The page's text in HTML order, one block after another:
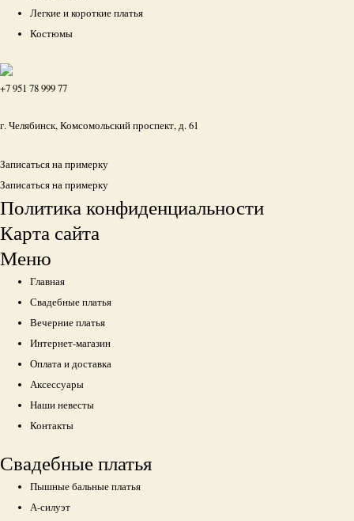
Легкие и короткие платья
Костюмы
+7 951 78 999 77
г. Челябинск, Комсомольский проспект, д. 61
Записаться на примерку
Записаться на примерку
Политика конфиденциальности
Карта сайта
Меню
Главная
Свадебные платья
Вечерние платья
Интернет-магазин
Оплата и доставка
Аксессуары
Наши невесты
Контакты
Свадебные платья
Пышные бальные платья
А-силуэт